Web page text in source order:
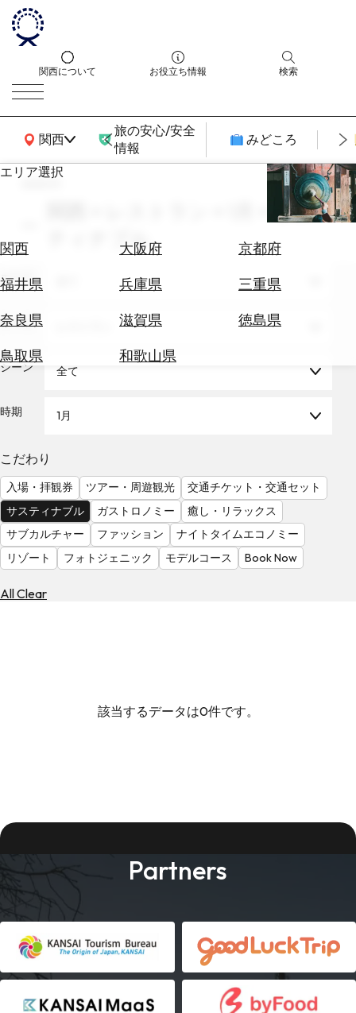
関西について お役立ち情報 検索
関西
関西広域MAP
旅の安心/安全
情報
みどころ
エリア選択
関西 大阪府
京都府
福井県
兵庫県
三重県
奈良県
滋賀県
徳島県
鳥取県
和歌山県
エ
券
テ
を
る
気
を
見
る
search
関西 × レストラン × 1月 × サス
ティナブル
エリア
テーマ
シーン 全て
時期 1月
こだわり
入場・拝観券 ツアー・周遊観光
交通チケット・交通セット
サスティナブル
ガストロノミー
癒し・リラックス
サブカルチャー
ファッション
ナイトタイムエコノミー
リゾート
フォトジェニック モデルコース Book Now
All Clear
該当するデータは0件です。
Partners